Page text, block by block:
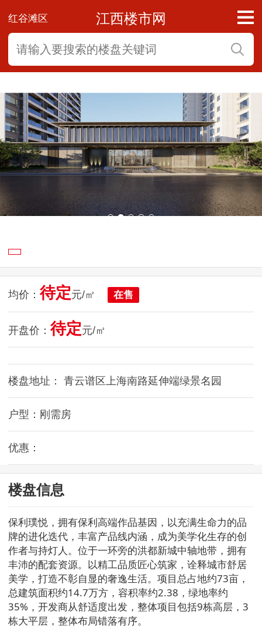
红谷滩区 江西楼市网
均价： 待定元/㎡ 在售
开盘价： 待定元/㎡
楼盘地址： 青云谱区上海南路延伸端绿景名园
户型：刚需房
优惠：
楼盘信息
保利璞悦，拥有保利高端作品基因，以充满生命力的品
牌的进化迭代，丰富产品线内涵，成为美学化生存的创
作者与持灯人。位于一环旁的洪都新城中轴地带，拥有
丰沛的配套资源。以精工品质匠心筑家，诠释城市舒居
美学，打造不彰自显的奢逸生活。项目总占地约73亩，
总建筑面积约14.7万方，容积率约2.38，绿地率约
35%，开发商从舒适度出发，整体项目包括9栋高层，3
栋大平层，整体布局错落有序。